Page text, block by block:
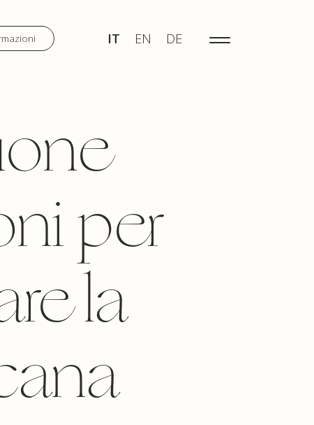
IT EN DE
per
la
MENU IT
WEDDING
TOURS